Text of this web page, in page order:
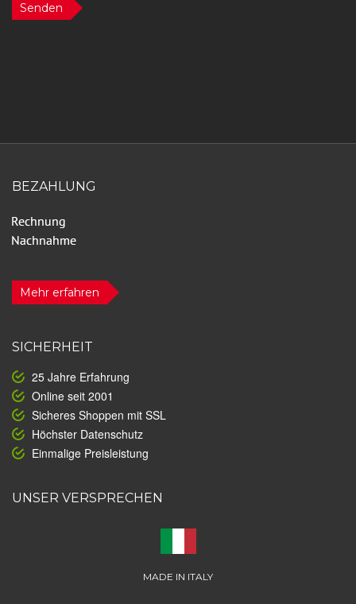
Senden
BEZAHLUNG
Mehr erfahren
SICHERHEIT
25 Jahre Erfahrung
Online seit 2001
Sicheres Shoppen mit SSL
Höchster Datenschutz
Einmalige Preisleistung
UNSER VERSPRECHEN
MADE IN ITALY